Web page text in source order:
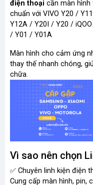
điện thoại cần màn
chuẩn với VIVO Y20 /
Y12A / Y20I / Y20 /
/ Y01 / Y01A
Màn hình cho cảm ứng
thay thế nhanh chóng,
chữa.
Vì sao nên chọn
✅ Chuyên linh kiện điện
Cung cấp màn hình, pin,